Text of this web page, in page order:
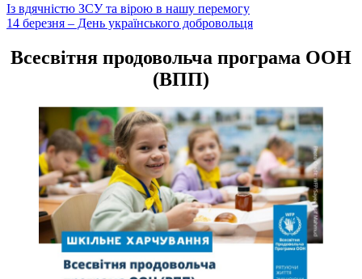
Навігація
записів
Із вдячністю ЗСУ та вірою в нашу перемогу
14 березня – День українського добровольця
Всесвітня продовольча програма ООН
(ВПП)